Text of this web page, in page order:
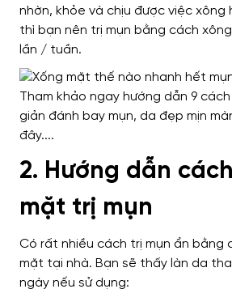
nhờn, khỏe và chịu được việc xông
thì bạn nên trị mụn bằng cách
lần / tuần.
2. Hướng dẫn
mặt trị mụn
Có rất nhiều cách trị mụn ẩn bằng
mặt tại nhà. Bạn sẽ thấy làn da
ngày nếu sử dụng: